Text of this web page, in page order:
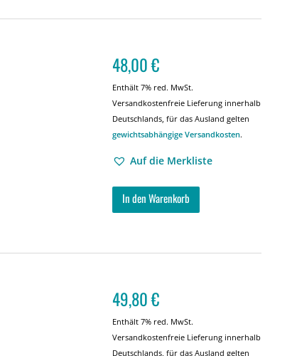
48,00€
Enthält 7% red. MwSt.
Versandkostenfreie Lieferung innerhalb
Deutschlands, für das Ausland gelten
gewichtsabhängige Versandkosten.
Auf die Merkliste
In den Warenkorb
49,80€
Enthält 7% red. MwSt.
Versandkostenfreie Lieferung innerhalb
Deutschlands, für das Ausland gelten